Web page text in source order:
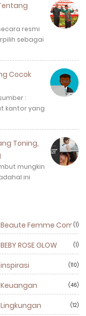
resmi
sebagai
Cocok
:
kantor yang
Toning,
mungkin
ini
Beaute Femme 1
BEBY ROSE GLOW 1
inspirasi 110
Keuangan 46
Lingkungan 12